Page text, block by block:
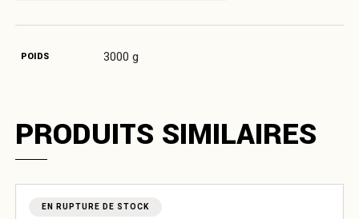
POIDS 3000 g
PRODUITS SIMILAIRES
EN RUPTURE DE STOCK